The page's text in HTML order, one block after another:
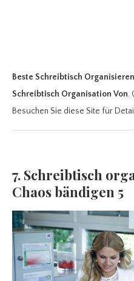
Beste Schreibtisch Organisieren
Schreibtisch Organisation Von.
Besuchen Sie diese Site für
7. Schreibtisch
Chaos bändigen 5